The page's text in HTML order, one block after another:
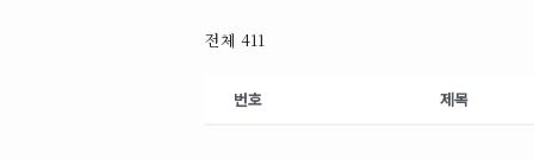
전체 411
번호 제목